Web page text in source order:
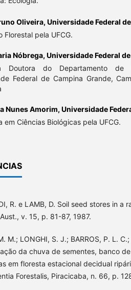
Oliveira, Universidade Federal
Florestal pela UFCG.
Nóbrega, Universidade Federal
Doutora do Departamento de
Federal de Campina Grande,
Nunes Amorim, Universidade
em Ciências Biológicas pela UFCG.
R. e LAMB, D. Soil seed stores in a
v. 15, p. 81-87, 1987.
M.; LONGHI, S. J.; BARROS, P. L. C.;
da chuva de sementes, banco
em floresta estacional decidual
Forestalis, Piracicaba, n. 66, p.